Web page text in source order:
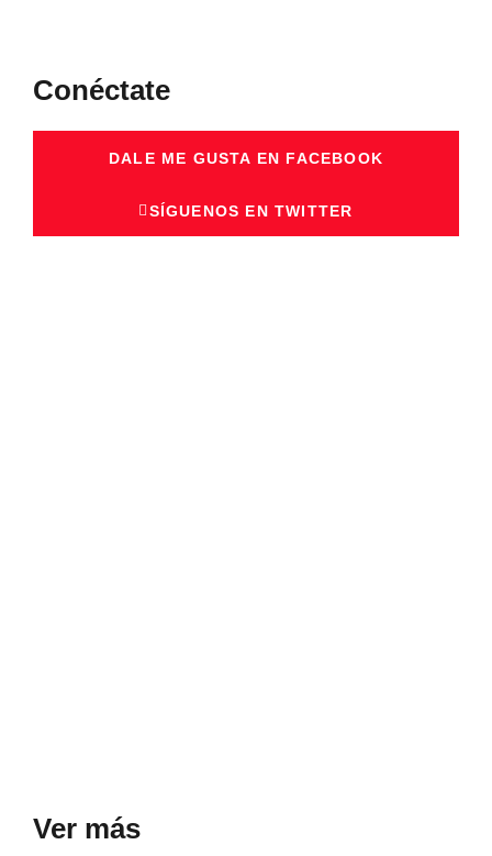
Conéctate
DALE ME GUSTA EN FACEBOOK
SÍGUENOS EN TWITTER
Ver más